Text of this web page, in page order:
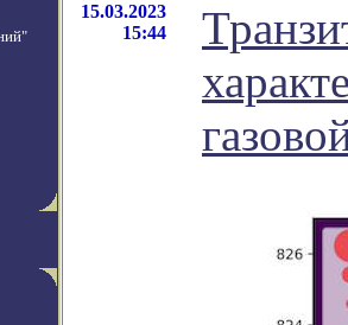
15.03.2023
15:44